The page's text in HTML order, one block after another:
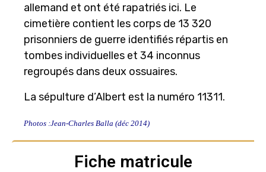
allemand et ont été rapatriés ici. Le
cimetière contient les corps de 13 320
prisonniers de guerre identifiés répartis en
tombes individuelles et 34 inconnus
regroupés dans deux ossuaires.
La sépulture d’Albert est la numéro 11311.
Photos :Jean-Charles Balla (déc 2014)
Fiche matricule